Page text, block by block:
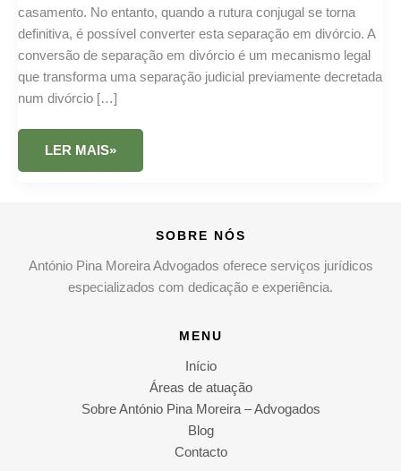
casamento. No entanto, quando a rutura conjugal se torna
definitiva, é possível converter esta separação em divórcio. A
conversão de separação em divórcio é um mecanismo legal
que transforma uma separação judicial previamente decretada
num divórcio […]
CONVERSÃO
SEPARAÇÃO
LER MAIS»
SOBRE NÓS
António Pina Moreira Advogados oferece serviços jurídicos
especializados com dedicação e experiência.
MENU
Início
Áreas de atuação
Sobre António Pina Moreira – Advogados
Blog
Contacto